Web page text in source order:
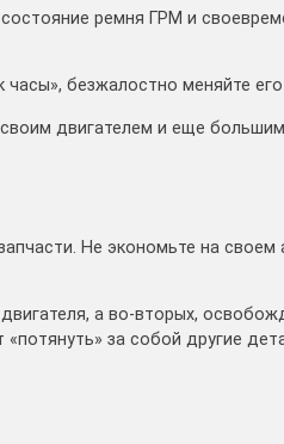
ремня ГРМ и
безжалостно меняйте
двигателем и еще
Не экономьте на
а во-вторых,
за собой другие